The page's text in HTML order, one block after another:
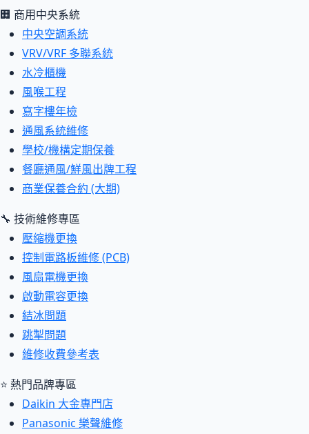
🏢 商用中央系統
中央空調系統
VRV/VRF 多聯系統
水冷櫃機
風喉工程
寫字樓年檢
通風系統維修
學校/機構定期保養
餐廳通風/鮮風出牌工程
商業保養合約 (大期)
🔧 技術維修專區
壓縮機更換
控制電路板維修 (PCB)
風扇電機更換
啟動電容更換
結冰問題
跳掣問題
維修收費參考表
⭐ 熱門品牌專區
Daikin 大金專門店
Panasonic 樂聲維修